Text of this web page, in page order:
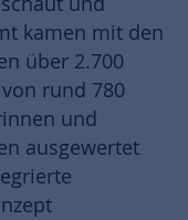
kamen mit den
über 2.700
rund 780
und
ausgewertet